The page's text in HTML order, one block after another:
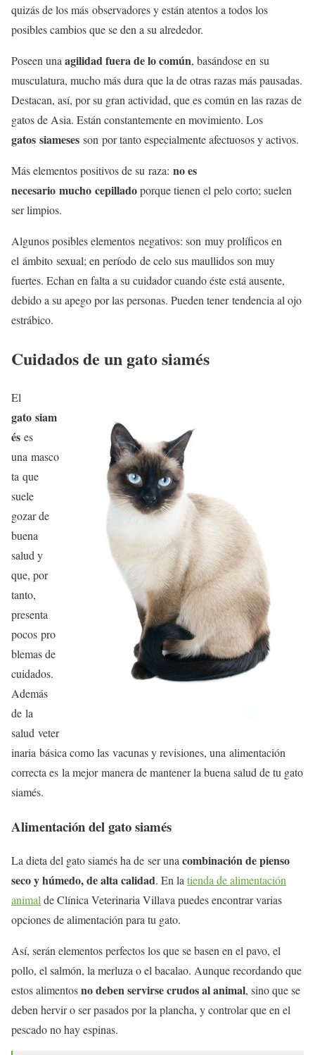
quizás de los más observadores y están atentos a todos los
posibles cambios que se den a su alrededor.
Poseen una agilidad fuera de lo común, basándose en su
musculatura, mucho más dura que la de otras razas más pausadas.
Destacan, así, por su gran actividad, que es común en las razas de
gatos de Asia. Están constantemente en movimiento. Los
gatos siameses son por tanto especialmente afectuosos y activos.
Más elementos positivos de su raza: no es
necesario mucho cepilladoporque tienen el pelo corto; suelen
ser limpios.
Algunos posibles elementos negativos: son muy prolíficos en
el ámbito sexual; en período de celo sus maullidos son muy
fuertes. Echan en falta a su cuidador cuando éste está ausente,
debido a su apego por las personas. Pueden tener tendencia al ojo
estrábico.
Cuidados de un gato siamés
El
gato siam
és es
una masco
ta que
suele
gozar de
buena
salud y
que, por
tanto,
presenta
pocos pro
blemas de
cuidados.
Además
de la
salud veter
inaria básica como las vacunas y revisiones, una alimentación
correcta es la mejor manera de mantener la buena salud de tu gato
siamés.
Alimentación del gato siamés
La dieta del gato siamés ha de ser unacombinación de pienso
seco y húmedo, de alta calidad. En latienda de alimentación
animalde Clínica Veterinaria Villava puedes encontrar varias
opciones de alimentación para tu gato.
Así, serán elementos perfectos los que se basen en el pavo, el
pollo, el salmón, la merluza o el bacalao. Aunque recordando que
estos alimentosno deben servirse crudos al animal, sino que se
deben hervir o ser pasados por la plancha, y controlar que en el
pescado no hay espinas.